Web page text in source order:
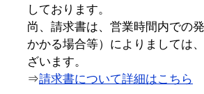
しております。
尚、請求書は、営業時間内での
かかる場合等）によりましては
ざいます。
⇒請求書について詳細はこちら